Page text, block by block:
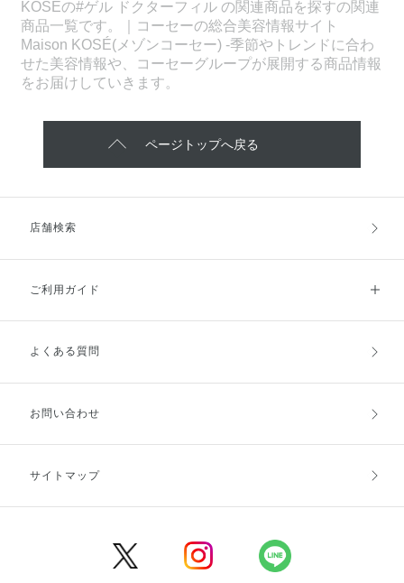
KOSEの#ゲル ドクターフィル の関連商品を探すの関連
商品一覧です。｜コーセーの総合美容情報サイト
Maison KOSÉ(メゾンコーセー) -季節やトレンドに合わ
せた美容情報や、コーセーグループが展開する商品情報
をお届けしていきます。
ページトップへ戻る
店舗検索
ご利用ガイド
ご利用ガイドトップ
お支払方法
キャンセル・返品・交換
よくある質問
お問い合わせ
サイトマップ